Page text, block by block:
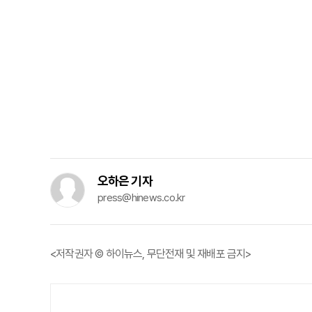
오하은 기자
press@hinews.co.kr
<저작권자 © 하이뉴스, 무단전재 및 재배포 금지>